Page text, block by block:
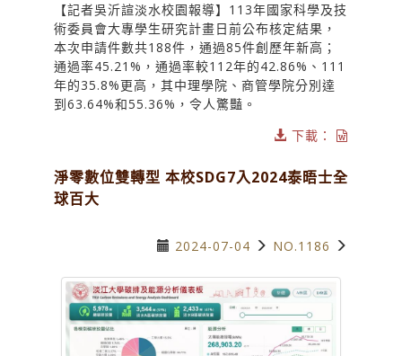
【記者吳沂諠淡水校園報導】113年國家科學及技
術委員會大專學生研究計畫日前公布核定結果，
本次申請件數共188件，通過85件創歷年新高；
通過率45.21%，通過率較112年的42.86%、111
年的35.8%更高，其中理學院、商管學院分別達
到63.64%和55.36%，令人驚豔。
下載：
淨零數位雙轉型 本校SDG7入2024泰晤士全
球百大
2024-07-04 NO.1186